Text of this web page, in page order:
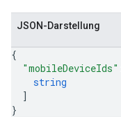
JSON-Darstellung
{
"mobileDeviceIds"
string
]
}